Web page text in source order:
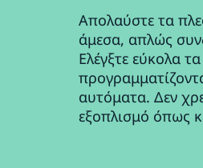
Απολαύστε τα
άμεσα, απλώς
Ελέγξτε εύκολα
αυτόματα. Δεν
εξοπλισμό όπως